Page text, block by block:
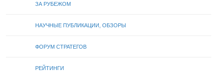
ЗА РУБЕЖОМ
НАУЧНЫЕ ПУБЛИКАЦИИ, ОБЗОРЫ
ФОРУМ СТРАТЕГОВ
РЕЙТИНГИ